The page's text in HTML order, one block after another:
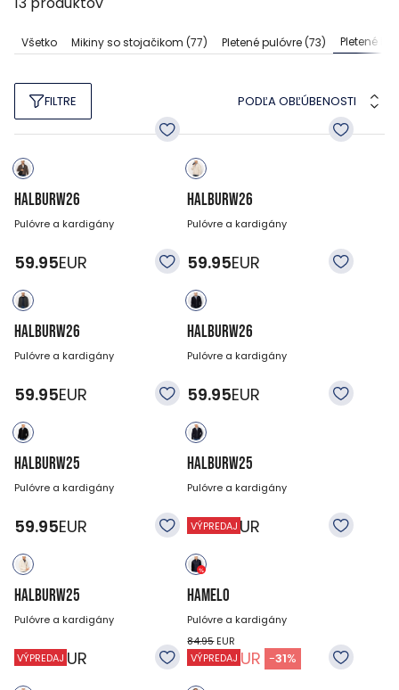
Všetko Mikiny so stojačikom (77) Pletené pulóvre(73) Pletené
FILTRE PODĽA OBĽÚBENOSTI
HALBURW26
Pulóvre a kardigány
59.95EUR
HALBURW26
Pulóvre a kardigány
59.95EUR
HALBURW26
Pulóvre a kardigány
59.95EUR
HALBURW26
Pulóvre a kardigány
59.95EUR
HALBURW25
Pulóvre a kardigány
59.95EUR
HALBURW25
Pulóvre a kardigány
59.95EUR
HALBURW25
Pulóvre a kardigány
59.95EUR
VÝPREDAJ
HAMELO
Pulóvre a kardigány
84.95EUR
58.95EUR -31%
VÝPREDAJ VÝPREDAJ